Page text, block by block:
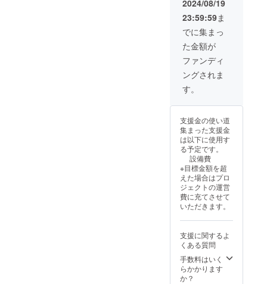
画内の
エンド
ロール
にお名
前を記
載して
もよろ
しい方
はエン
前を、
記載し
ないで
ほしい
方はそ
の旨
を、備
考欄に
ご入力
くださ
意事項
・エン
ディン
はライ
ブ本編
しな
い」と
ご記入
くださ
い。
れたリ
ターン
です。
8月31日
のサ
マーラ
イブ終
了後、
準備が
日以内
にアー
カイブ
配信用
チケッ
トを発
送いた
しま
す。 こ
のリ
ターン
には
【お礼
状】が
付属し
ます。
チケッ
ト発送
ンド
ロール
にお名
前を記
載して
もよろ
しい方
ルに載
せる名
前を、
記載し
ないで
ほしい
方はそ
の旨
を、備
考欄に
ご入力
くださ
い。 注
意事項
・エン
ディン
グ動画
はライ
ング動
画内の
エンド
ロール
にお名
前を記
載して
もよろ
ドロー
ルに載
せる名
前を、
記載し
ないで
ほしい
方はそ
の旨
を、備
考欄に
ご入力
くださ
意事項
・エン
ディン
グ動画
数は以
下の通
りで
す。 ・
Mサイ
ズ/ 5枚
・Lサイ
ズ / 4枚
には
状】が
付属し
ます。T
シャツ
の発送
時に同
梱して
お届け
いたし
ます。
エン
グ動画
内のエ
ンド
ロール
にお名
2024/08/19
23:59:59ま
でに集まっ
た金額が
ファンディ
ングされま
す。
支援金の使い道
集まった支援金
は以下に使用す
る予定です。
設備費
※目標金額を超
えた場合はプロ
ジェクトの運営
費に充てさせて
いただきます。
支援に関するよ
くある質問
手数料はいく
らかかります
か？